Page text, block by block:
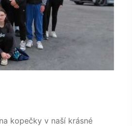
kopečky v naší krásné